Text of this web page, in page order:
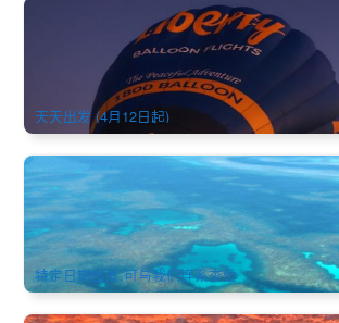
云端之上｜Avon Valley河谷热气球飞行体验
餐 (日出空中之旅)
541 已预订
471.00 $495.00
天天出发 (4月12日起)
终极上天下海 | 阿布罗霍斯群岛(Abrolhos
+西大堡礁浮潜 全日之旅(英文,杰拉尔顿出发)
136 已预订
AUD $750.00
特定日期出发,可与我们连系查位